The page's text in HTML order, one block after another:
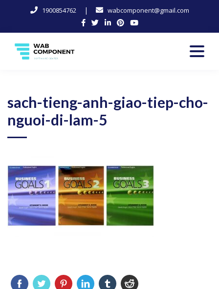
1900854762 | wabcomponent@gmail.com
content
sach-tieng-anh-giao-tiep-cho-
nguoi-di-lam-5